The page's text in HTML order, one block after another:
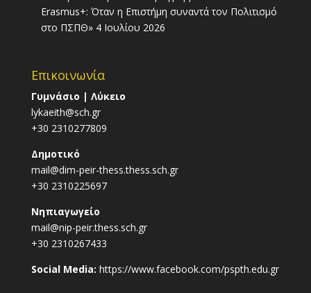
Erasmus+: Όταν η Επιστήμη συναντά τον Πολιτισμό
στο ΠΣΠΘ» 4 Ιουλίου 2026
Επικοινωνία
Γυμνάσιο | Λύκειο
lykaeith@sch.gr
+30 2310277809
Δημοτικό
mail@dim-peir-thess.thess.sch.gr
+30 2310225697
Νηπιαγωγείο
mail@nip-peir.thess.sch.gr
+30 2310267433
Social Media: https://www.facebook.com/pspth.edu.gr